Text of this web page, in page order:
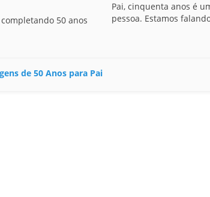
50 anos
Pai, cinquenta anos é
pessoa. Estamos
de 50 Anos para Pai